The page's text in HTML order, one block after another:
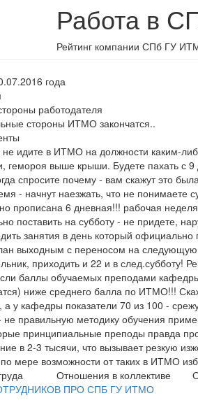
Работа в
Рейтинг компании СПб ГУ
года
работодателя
стороны ИТМО закончатся..
идите в ИТМО на должности каким-
гемороя выше крыши. Будете пахать с 9
спросите почему - вам скажут это
- начнут наезжать, что не понимаете
6 дневная!!! рабочая
поставить на субботу - не придете,
занятия в день который
выходным с переносом на следующую
приходить и 22 и в след.субботу!
баллы обучаемых преподами кафедры
ниже среднего балла по ИТМО!!!
а у кафедры показатели 70 из 100 -
не правильную методику обучения
принципиальные преподы правда
в 2-3 тысячи, что вызывает резкую
мере возможности от таких в ИТМО
Отношения в коллективе
ПРО СПБ ГУ ИТМО